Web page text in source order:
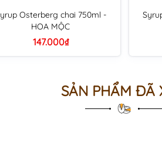
Osterberg chai 750ml -
HOA MỘC
147.000₫
SẢN PHẨM ĐÃ